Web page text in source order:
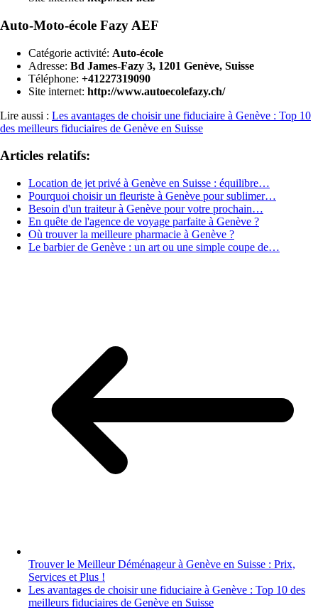
Auto-Moto-école Fazy AEF
Catégorie activité: Auto-école
Adresse: Bd James-Fazy 3, 1201 Genève, Suisse
Téléphone: +41227319090
Site internet: http://www.autoecolefazy.ch/
Lire aussi : Les avantages de choisir une fiduciaire à Genève : Top 10
des meilleurs fiduciaires de Genève en Suisse
Articles relatifs:
Location de jet privé à Genève en Suisse : équilibre…
Pourquoi choisir un fleuriste à Genève pour sublimer…
Besoin d'un traiteur à Genève pour votre prochain…
En quête de l'agence de voyage parfaite à Genève ?
Où trouver la meilleure pharmacie à Genève ?
Le barbier de Genève : un art ou une simple coupe de…
Trouver le Meilleur Déménageur à Genève en Suisse : Prix,
Services et Plus !
Les avantages de choisir une fiduciaire à Genève : Top 10 des
meilleurs fiduciaires de Genève en Suisse